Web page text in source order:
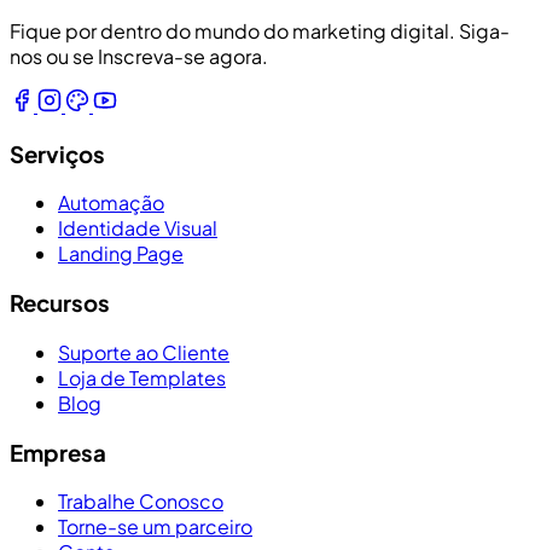
Fique por dentro do mundo do marketing digital. Siga-
nos ou se Inscreva-se agora.
Serviços
Automação
Identidade Visual
Landing Page
Recursos
Suporte ao Cliente
Loja de Templates
Blog
Empresa
Trabalhe Conosco
Torne-se um parceiro